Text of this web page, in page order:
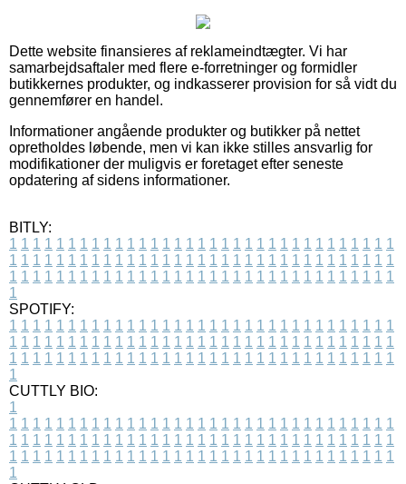
Dette website finansieres af reklameindtægter. Vi har
samarbejdsaftaler med flere e-forretninger og formidler
butikkernes produkter, og indkasserer provision for så vidt du
gennemfører en handel.
Informationer angående produkter og butikker på nettet
opretholdes løbende, men vi kan ikke stilles ansvarlig for
modifikationer der muligvis er foretaget efter seneste
opdatering af sidens informationer.
BITLY:
1 1 1 1 1 1 1 1 1 1 1 1 1 1 1 1 1 1 1 1 1 1 1 1 1 1 1 1 1 1 1 1 1
1 1 1 1 1 1 1 1 1 1 1 1 1 1 1 1 1 1 1 1 1 1 1 1 1 1 1 1 1 1 1 1 1
1 1 1 1 1 1 1 1 1 1 1 1 1 1 1 1 1 1 1 1 1 1 1 1 1 1 1 1 1 1 1 1 1
1
SPOTIFY:
1 1 1 1 1 1 1 1 1 1 1 1 1 1 1 1 1 1 1 1 1 1 1 1 1 1 1 1 1 1 1 1 1
1 1 1 1 1 1 1 1 1 1 1 1 1 1 1 1 1 1 1 1 1 1 1 1 1 1 1 1 1 1 1 1 1
1 1 1 1 1 1 1 1 1 1 1 1 1 1 1 1 1 1 1 1 1 1 1 1 1 1 1 1 1 1 1 1 1
1
CUTTLY BIO:
1
1 1 1 1 1 1 1 1 1 1 1 1 1 1 1 1 1 1 1 1 1 1 1 1 1 1 1 1 1 1 1 1 1
1 1 1 1 1 1 1 1 1 1 1 1 1 1 1 1 1 1 1 1 1 1 1 1 1 1 1 1 1 1 1 1 1
1 1 1 1 1 1 1 1 1 1 1 1 1 1 1 1 1 1 1 1 1 1 1 1 1 1 1 1 1 1 1 1 1
1